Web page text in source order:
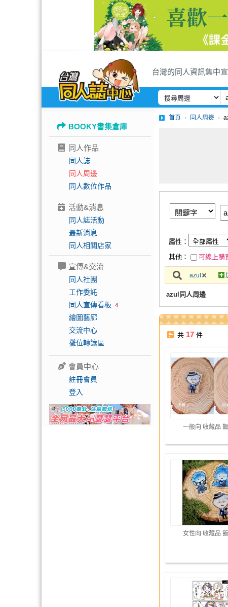
台灣的同人資訊集中
BOOKY書集倉庫
同人作品
同人誌
同人周邊
同人數位作品
活動&消息
同人誌活動
最新消息
同人相關店家
宣傳&交流
同人社團
工作委託
同人宣傳看板 4
繪圖藝廊
交流中心
攤位轉讓區
會員中心
註冊會員
登入
首頁 同人周邊
屬性：
其他：
可線上購
azul
azul同人周邊
共 17 件
一般向 收藏品
女性向 收藏品